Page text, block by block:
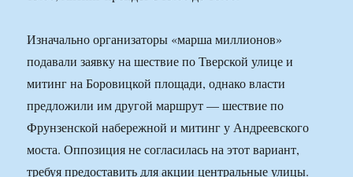
Изначально организаторы «марша миллионов»
подавали заявку на шествие по Тверской улице и
митинг на Боровицкой площади, однако власти
предложили им другой маршрут — шествие по
Фрунзенской набережной и митинг у Андреевского
моста. Оппозиция не согласилась на этот вариант,
требуя предоставить для акции центральные улицы.